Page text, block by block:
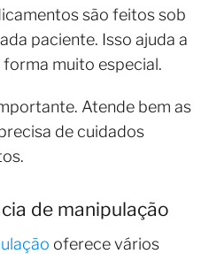
são feitos sob
paciente. Isso ajuda a
muito especial.
Atende bem as
de cuidados
de manipulação
oferece vários